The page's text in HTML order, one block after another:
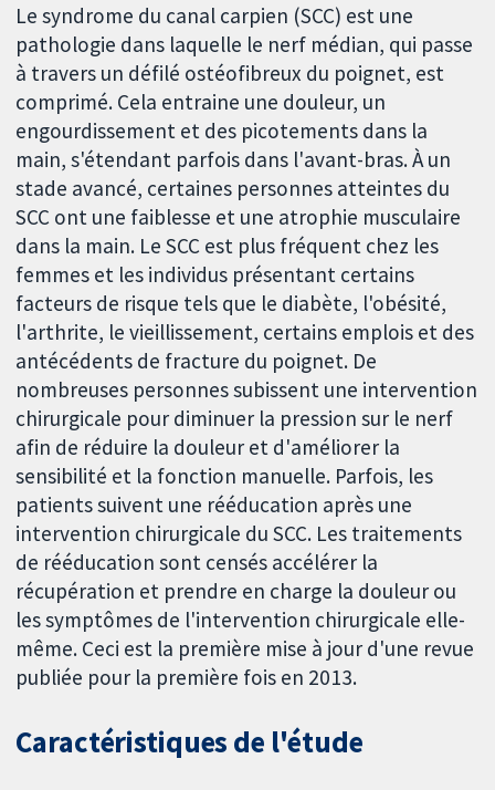
Le syndrome du canal carpien (SCC) est une
pathologie dans laquelle le nerf médian, qui passe
à travers un défilé ostéofibreux du poignet, est
comprimé. Cela entraine une douleur, un
engourdissement et des picotements dans la
main, s'étendant parfois dans l'avant-bras. À un
stade avancé, certaines personnes atteintes du
SCC ont une faiblesse et une atrophie musculaire
dans la main. Le SCC est plus fréquent chez les
femmes et les individus présentant certains
facteurs de risque tels que le diabète, l'obésité,
l'arthrite, le vieillissement, certains emplois et des
antécédents de fracture du poignet. De
nombreuses personnes subissent une intervention
chirurgicale pour diminuer la pression sur le nerf
afin de réduire la douleur et d'améliorer la
sensibilité et la fonction manuelle. Parfois, les
patients suivent une rééducation après une
intervention chirurgicale du SCC. Les traitements
de rééducation sont censés accélérer la
récupération et prendre en charge la douleur ou
les symptômes de l'intervention chirurgicale elle-
même. Ceci est la première mise à jour d'une revue
publiée pour la première fois en 2013.
Caractéristiques de l'étude